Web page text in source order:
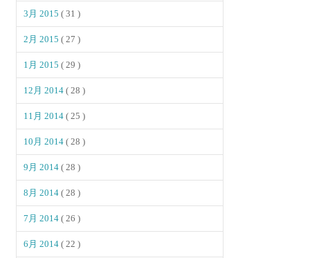
3月 2015( 31 )
2月 2015( 27 )
1月 2015( 29 )
12月 2014( 28 )
11月 2014( 25 )
10月 2014( 28 )
9月 2014( 28 )
8月 2014( 28 )
7月 2014( 26 )
6月 2014( 22 )